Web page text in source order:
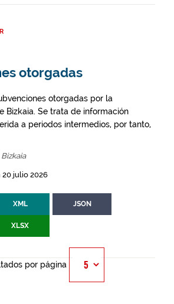
otorgadas
otorgadas por la
Bizkaia. Se trata de información
a periodos intermedios, por tanto,
julio 2026
XML JSON
XLSX
por página